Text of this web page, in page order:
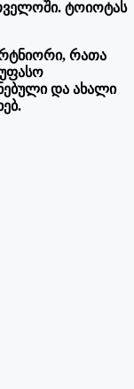
ტოიოტას
რათა
და ახალი